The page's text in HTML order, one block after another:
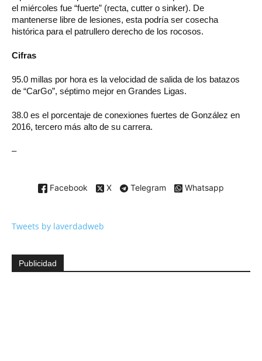
el miércoles fue “fuerte” (recta, cutter o sinker). De
mantenerse libre de lesiones, esta podría ser cosecha
histórica para el patrullero derecho de los rocosos.
Cifras
95.0 millas por hora es la velocidad de salida de los batazos
de “CarGo”, séptimo mejor en Grandes Ligas.
38.0 es el porcentaje de conexiones fuertes de González en
2016, tercero más alto de su carrera.
–
Facebook X Telegram Whatsapp
Tweets by laverdadweb
Publicidad